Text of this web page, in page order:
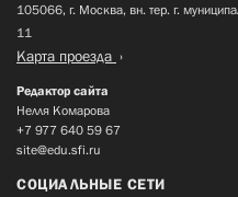
105066, г. Москва, вн. тер. г.
11
Карта проезда
Редактор сайта
Нелля Комарова
+7 977 640 59 67
site@edu.sfi.ru
СОЦИАЛЬНЫЕ СЕТИ